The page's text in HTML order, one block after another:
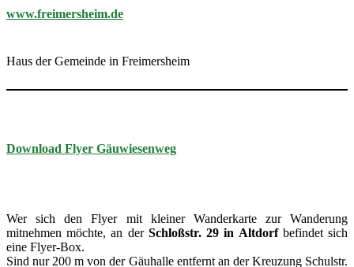
www.freimersheim.de
Haus der Gemeinde in Freimersheim
Download Flyer Gäuwiesenweg
Wer sich den Flyer mit kleiner Wanderkarte zur Wanderung
mitnehmen möchte, an der Schloßstr. 29 in Altdorf befindet sich
eine Flyer-Box.
Sind nur 200 m von der Gäuhalle entfernt an der Kreuzung Schulstr.